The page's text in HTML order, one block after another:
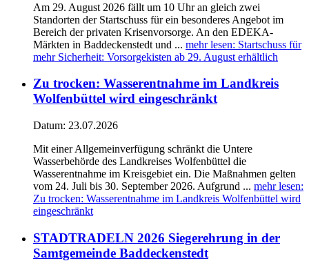
Am 29. August 2026 fällt um 10 Uhr an gleich zwei
Standorten der Startschuss für ein besonderes Angebot im
Bereich der privaten Krisenvorsorge. An den EDEKA-
Märkten in Baddeckenstedt und ... mehr lesen: Startschuss für
mehr Sicherheit: Vorsorgekisten ab 29. August erhältlich
Zu trocken: Wasserentnahme im Landkreis
Wolfenbüttel wird eingeschränkt
Datum: 23.07.2026
Mit einer Allgemeinverfügung schränkt die Untere
Wasserbehörde des Landkreises Wolfenbüttel die
Wasserentnahme im Kreisgebiet ein. Die Maßnahmen gelten
vom 24. Juli bis 30. September 2026. Aufgrund ... mehr lesen:
Zu trocken: Wasserentnahme im Landkreis Wolfenbüttel wird
eingeschränkt
STADTRADELN 2026 Siegerehrung in der
Samtgemeinde Baddeckenstedt